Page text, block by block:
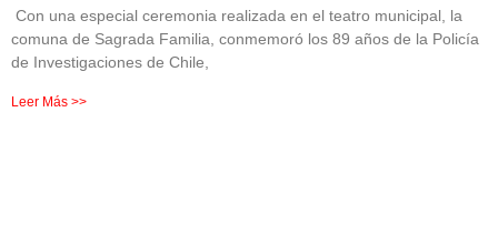
Con una especial ceremonia realizada en el teatro municipal, la
comuna de Sagrada Familia, conmemoró los 89 años de la Policía
de Investigaciones de Chile,
Leer Más >>